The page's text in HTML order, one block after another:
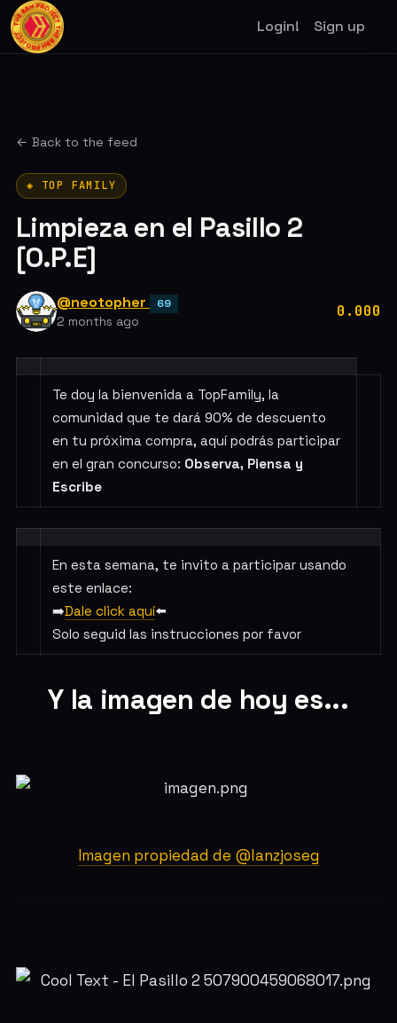
Login! Sign up
← Back to the feed
◈ TOP FAMILY
Limpieza en el Pasillo 2
[O.P.E]
@neotopher 69
2 months ago
0.000
Te doy la bienvenida a TopFamily, la
comunidad que te dará 90% de descuento
en tu próxima compra, aquí podrás participar
en el gran concurso: Observa, Piensa y
Escribe
En esta semana, te invito a participar usando
este enlace:
➡️Dale click aquí⬅️
Solo seguid las instrucciones por favor
Y la imagen de hoy es...
Imagen propiedad de @lanzjoseg